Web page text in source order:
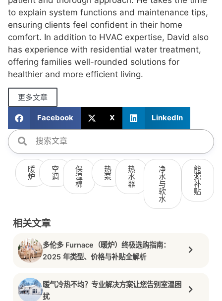
to explain system functions and maintenance tips,
ensuring clients feel confident in their home
comfort. In addition to HVAC expertise, David also
has experience with residential water treatment,
offering families well-rounded solutions for
healthier and more efficient living.
更多文章
Facebook X LinkedIn
暖
炉
空
调
保
温
棉
热
泵
热
水
器
净
水
与
软
水
能
源
补
贴
相关文章
多伦多 Furnace（暖炉）终极选购指南：
2025 年类型、价格与补贴全解析
暖气冷热不均？专业解决方案让您告别室温困
扰